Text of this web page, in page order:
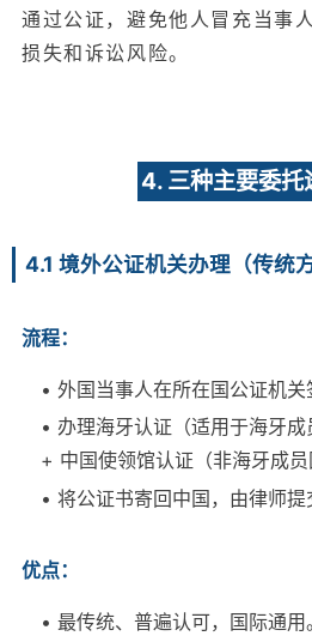
通过公证，避免他人冒充当事
损失和诉讼风险。
4. 三种主要委托
4.1 境外公证机关办理（传统方
流程：
• 外国当事人在所在国公证机关
• 办理海牙认证（适用于海牙
+ 中国使领馆认证（非海牙成员
• 将公证书寄回中国，由律师提
优点：
• 最传统、普遍认可，国际通用。